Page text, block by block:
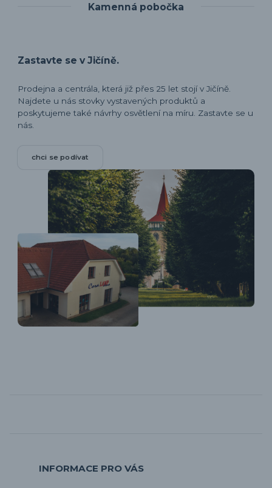
Kamenná pobočka
Zastavte se v Jičíně.
Prodejna a centrála, která již přes 25 let stojí v Jičíně.
Najdete u nás stovky vystavených produktů a
poskytujeme také návrhy osvětlení na míru. Zastavte se u
nás.
chci se podívat
INFORMACE PRO VÁS